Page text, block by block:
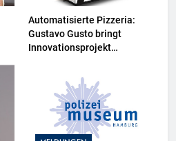
Automatisierte Pizzeria:
Gustavo Gusto bringt
Innovationsprojekt